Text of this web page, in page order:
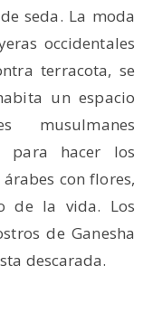
seda. La moda
occidentales
terracota, se
un espacio
musulmanes
para hacer los
con flores,
de la vida. Los
de Ganesha
descarada.